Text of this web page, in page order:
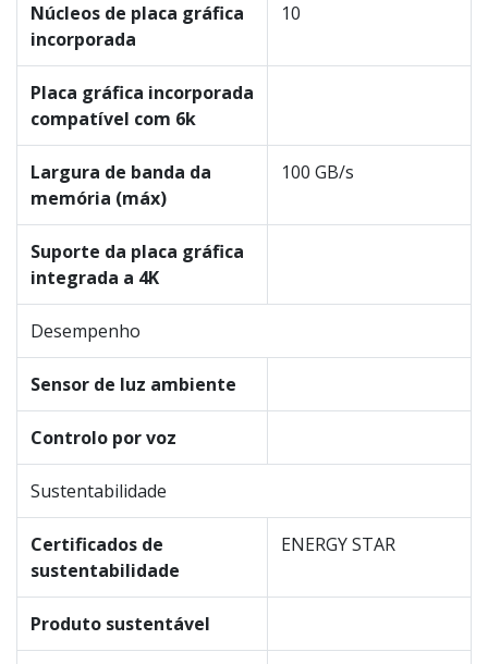
Núcleos de placa gráfica
incorporada
10
Placa gráfica incorporada
compatível com 6k
Largura de banda da
memória (máx)
100 GB/s
Suporte da placa gráfica
integrada a 4K
Desempenho
Sensor de luz ambiente
Controlo por voz
Sustentabilidade
Certificados de
sustentabilidade
ENERGY STAR
Produto sustentável